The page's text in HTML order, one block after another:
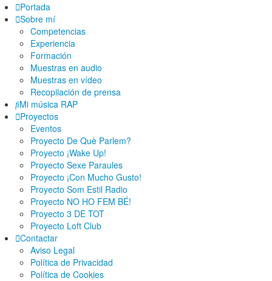
Portada
Sobre mí
Competencias
Experiencia
Formación
Muestras en audio
Muestras en vídeo
Recopilación de prensa
Mi música RAP
Proyectos
Eventos
Proyecto De Què Parlem?
Proyecto ¡Wake Up!
Proyecto Sexe Paraules
Proyecto ¡Con Mucho Gusto!
Proyecto Som Estil Radio
Proyecto NO HO FEM BÉ!
Proyecto 3 DE TOT
Proyecto Loft Club
Contactar
Aviso Legal
Política de Privacidad
Política de Cookies